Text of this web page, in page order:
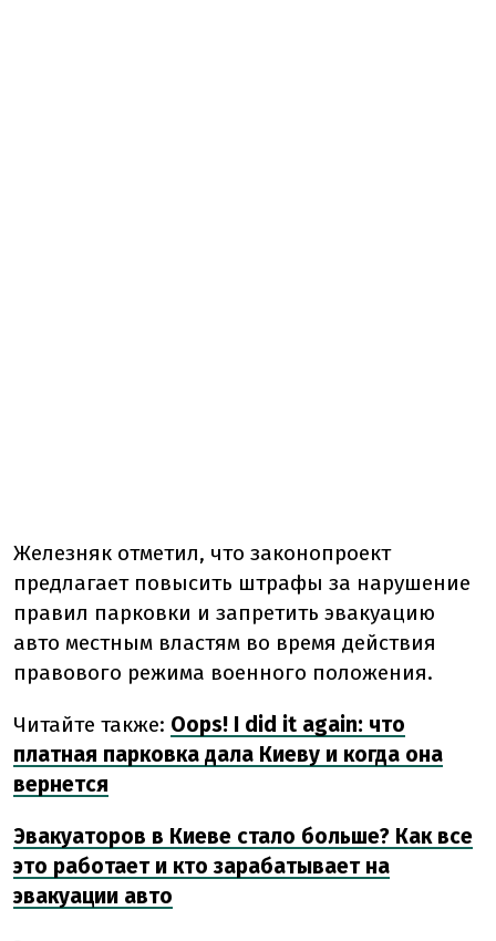
Железняк отметил, что законопроект
предлагает повысить штрафы за нарушение
правил парковки и запретить эвакуацию
авто местным властям во время действия
правового режима военного положения.
Читайте также: Oops! I did it again: что
платная парковка дала Киеву и когда она
вернется
Эвакуаторов в Киеве стало больше? Как все
это работает и кто зарабатывает на
эвакуации авто